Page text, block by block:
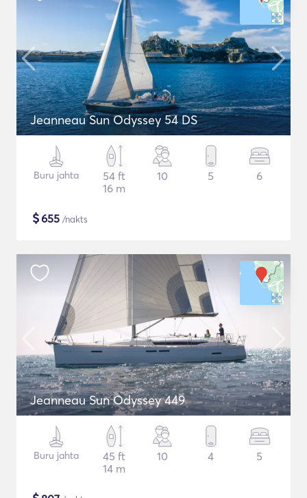
Jeanneau Sun Odyssey 54 DS
Buru jahta
54 ft
16 m
10 5 6
$655 /nakts
Jeanneau Sun Odyssey 449
Buru jahta
45 ft
14 m
10 4 5